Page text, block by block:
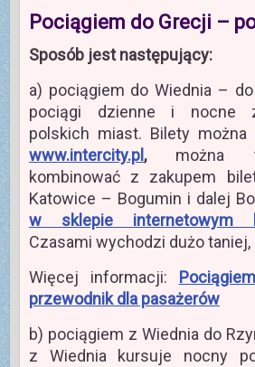
Pociągiem do Grecji –
Sposób jest następujący:
a) pociągiem do Wiednia –
pociągi dzienne i nocne
polskich miast. Bilety można
www.intercity.pl , można
kombinować z zakupem
Katowice – Bogumin i dalej
w sklepie internetowym
Czasami wychodzi dużo taniej,
Więcej informacji:
przewodnik dla pasażerów
b) pociągiem z Wiednia do
z Wiednia kursuje nocny